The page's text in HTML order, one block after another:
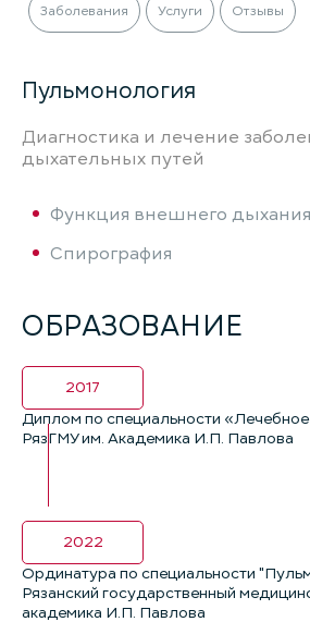
Заболевания Услуги Отзывы
Пульмонология
Диагностика и лечение
дыхательных путей
Функция внешнего дыхания
Спирография
ОБРАЗОВАНИЕ
2017
Диплом по специальности
РязГМУ им. Академика И.П. Павлова
2022
Ординатура по специальности
Рязанский государственный
академика И.П. Павлова